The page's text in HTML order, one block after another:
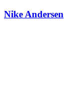
Nike Andersen